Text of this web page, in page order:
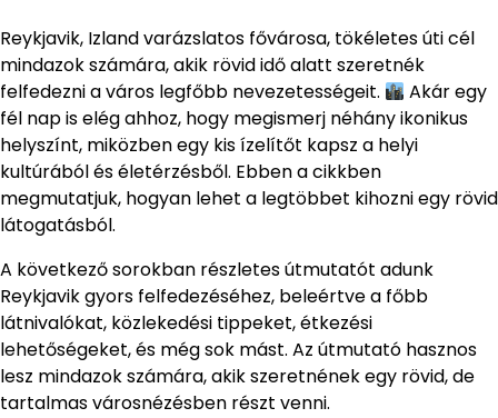
Reykjavik, Izland varázslatos fővárosa, tökéletes úti cél
mindazok számára, akik rövid idő alatt szeretnék
felfedezni a város legfőbb nevezetességeit.
Akár egy
fél nap is elég ahhoz, hogy megismerj néhány ikonikus
helyszínt, miközben egy kis ízelítőt kapsz a helyi
kultúrából és életérzésből. Ebben a cikkben
megmutatjuk, hogyan lehet a legtöbbet kihozni egy rövid
látogatásból.
A következő sorokban részletes útmutatót adunk
Reykjavik gyors felfedezéséhez, beleértve a főbb
látnivalókat, közlekedési tippeket, étkezési
lehetőségeket, és még sok mást. Az útmutató hasznos
lesz mindazok számára, akik szeretnének egy rövid, de
tartalmas városnézésben részt venni.